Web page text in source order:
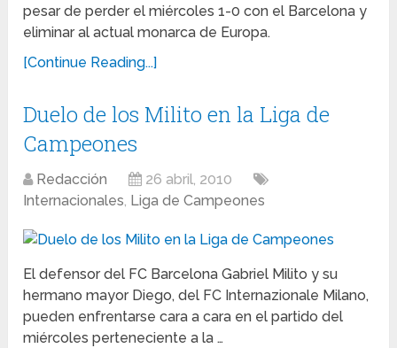
pesar de perder el miércoles 1-0 con el Barcelona y
eliminar al actual monarca de Europa.
[Continue Reading...]
Duelo de los Milito en la Liga de
Campeones
Redacción
26 abril, 2010
Internacionales, Liga de Campeones
El defensor del FC Barcelona Gabriel Milito y su
hermano mayor Diego, del FC Internazionale Milano,
pueden enfrentarse cara a cara en el partido del
miércoles perteneciente a la …